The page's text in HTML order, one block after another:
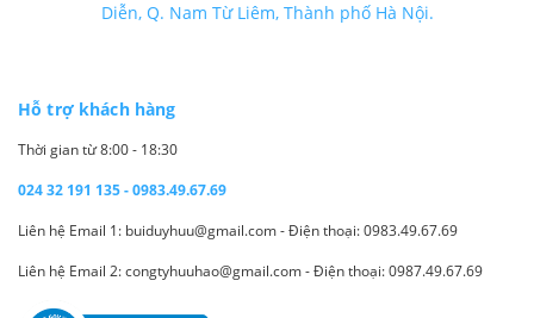
Diễn, Q. Nam Từ Liêm, Thành phố Hà Nội.
Hỗ trợ khách hàng
Thời gian từ 8:00 - 18:30
024 32 191 135 - 0983.49.67.69
Liên hệ Email 1: buiduyhuu@gmail.com - Điện thoại: 0983.49.67.69
Liên hệ Email 2: congtyhuuhao@gmail.com - Điện thoại: 0987.49.67.69